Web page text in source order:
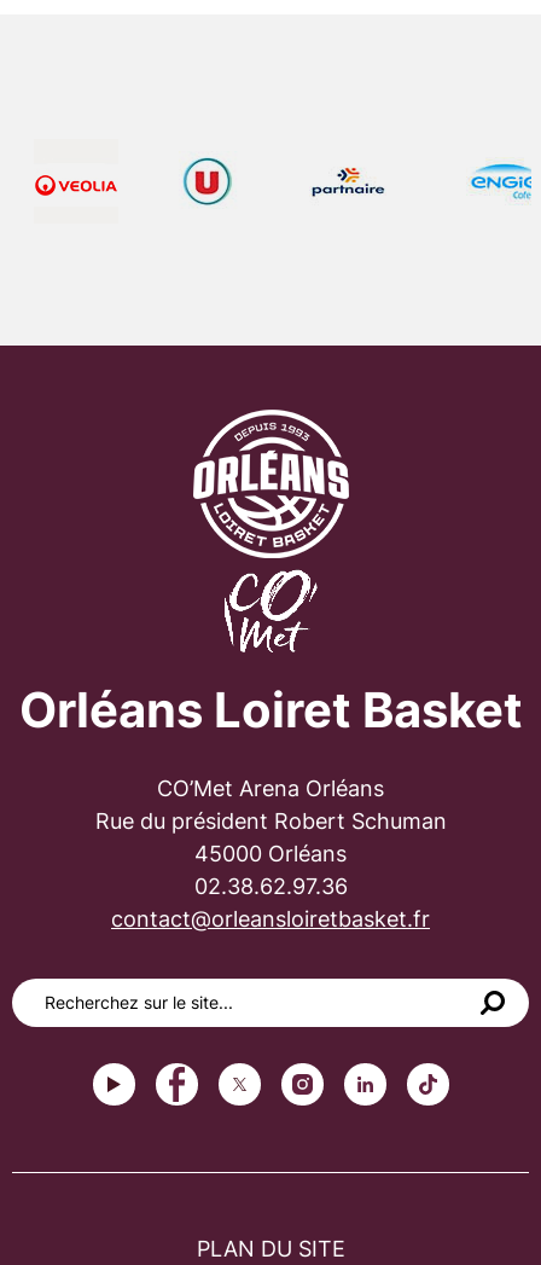
Orléans Loiret Basket
CO’Met Arena Orléans
Rue du président Robert Schuman
45000 Orléans
02.38.62.97.36
contact@orleansloiretbasket.fr
PLAN DU SITE